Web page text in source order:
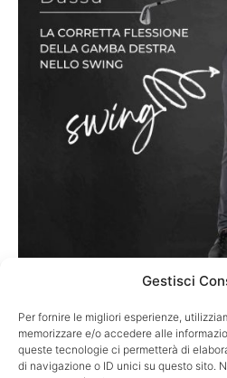
Gestisci
Per fornire le migliori esperienze,
memorizzare e/o accedere alle
queste tecnologie ci permetterà di
di navigazione o ID unici su questo sito.
TECNICA
La corretta flessione
nello swing – Lezioni di